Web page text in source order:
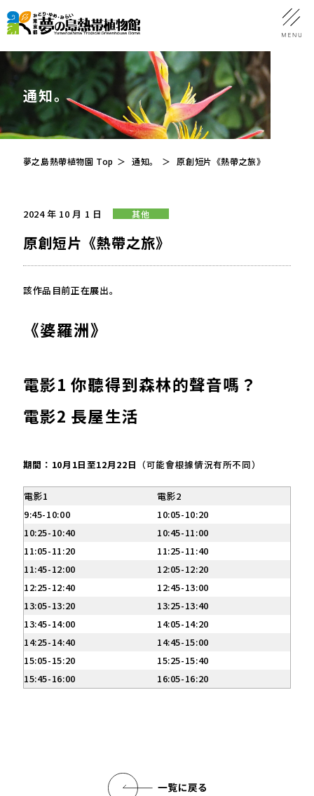
通知。
夢之島熱帶植物園 Top 通知。 原創短片《熱帶之旅》
2024 年 10 月 1 日 其他
原創短片《熱帶之旅》
該作品目前正在展出。
《婆羅洲》
電影1 你聽得到森林的聲音嗎？
電影2 長屋生活
期間：10月1日至12月22日 （可能會根據情況有所不同）
電影1
電影2
9:45-10:00
10:05-10:20
10:25-10:40
10:45-11:00
11:05-11:20
11:25-11:40
11:45-12:00
12:05-12:20
12:25-12:40
12:45-13:00
13:05-13:20
13:25-13:40
13:45-14:00
14:05-14:20
14:25-14:40
14:45-15:00
15:05-15:20
15:25-15:40
15:45-16:00
16:05-16:20